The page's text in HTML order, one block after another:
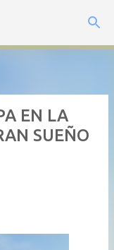
EN LA
SUEÑO